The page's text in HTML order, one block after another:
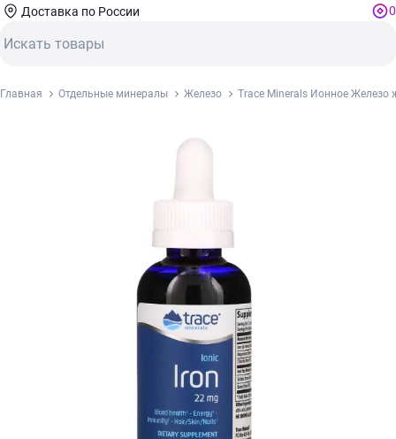
Доставка по России 0
Главная Отдельные минералы Железо Trace Minerals Ионное Железо